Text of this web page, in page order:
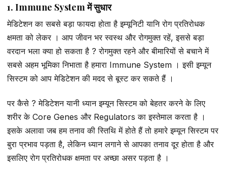
1. Immune System में सुधार
मेडिटेशन का सबसे बड़ा फायदा होता है इम्यूनिटी यानि रोग प्रतिरोधक
क्षमता को लेकर । आप जीवन भर स्वस्थ और रोगमुक्त रहें, इससे बड़ा
वरदान भला क्या हो सकता है ? रोगमुक्त रहने और बीमारियों से बचाने में
सबसे अहम भूमिका निभाता है हमारा Immune System । इसी इम्यून
सिस्टम को आप मेडिटेशन की मदद से बूस्ट कर सकते हैं ।
पर कैसे ? मेडिटेशन यानी ध्यान इम्यून सिस्टम को बेहतर करने के लिए
शरीर के Core Genes और Regulators का इस्तेमाल करता है ।
इसके अलावा जब हम तनाव की स्तिथि में होते हैं तो हमारे इम्यून सिस्टम पर
बुरा प्रभाव पड़ता है, लेकिन ध्यान लगाने से आपका तनाव दूर होता है और
इसलिए रोग प्रतिरोधक क्षमता पर अच्छा असर पड़ता है ।